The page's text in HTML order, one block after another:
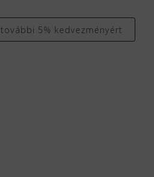
5% kedvezményért